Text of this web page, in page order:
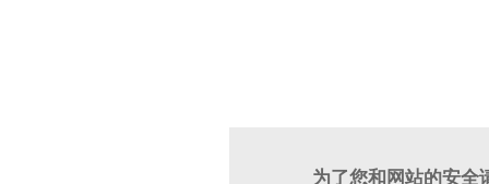
为了您和网站的安全